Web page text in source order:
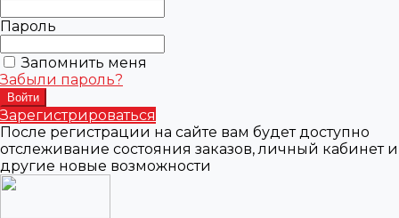
Пароль
Запомнить меня
Забыли пароль?
Зарегистрироваться
После регистрации на сайте вам будет доступно
отслеживание состояния заказов, личный кабинет и
другие новые возможности